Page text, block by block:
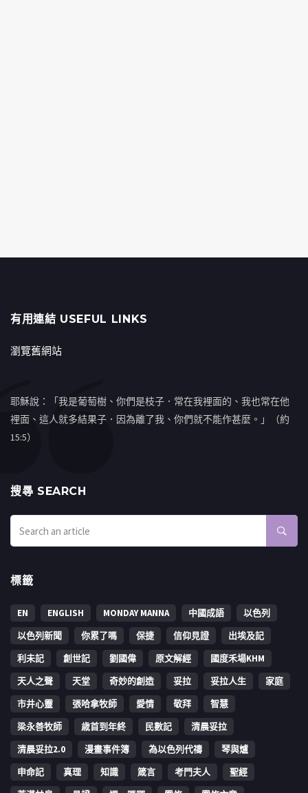
有用連結 USEFUL LINKS
瀏覽舊網站
耶穌說：「我是葡萄樹、你們是枝子．常在我裡面的、我也常在他
裡面、這人就多結果子．因為離了我、你們就不能作甚麼。」（約
15:5）
搜㝷 SEARCH
標籤
EN ENGLISH MONDAY MANNA 中國成語
以色列
以色列新聞
你累了嗎 保捷 信仰見證
出埃及記
利未記
創世記 劉國偉 原文解經
國度禾場KHM
天人之聲
天堂 奇妙的創造 妥拉 妥拉人生
家庭
市井心靈
張哈拿牧師 愛情 敬拜
智慧
梁永善牧師
歳首到年終 民數記
清晨妥拉
清晨妥拉2.0
漫畫事件簿 為以色列代禱
琴與爐
申命記
真理 知識 箴言 考門夫人
聖經